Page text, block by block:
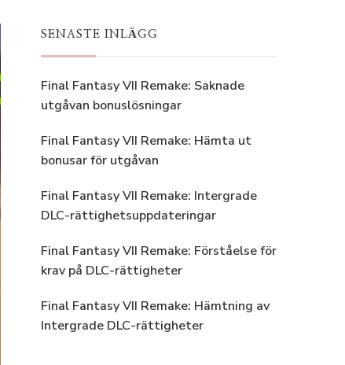
SENASTE INLÄGG
Final Fantasy VII Remake: Saknade
utgåvan bonuslösningar
Final Fantasy VII Remake: Hämta ut
bonusar för utgåvan
Final Fantasy VII Remake: Intergrade
DLC-rättighetsuppdateringar
Final Fantasy VII Remake: Förståelse för
krav på DLC-rättigheter
Final Fantasy VII Remake: Hämtning av
Intergrade DLC-rättigheter